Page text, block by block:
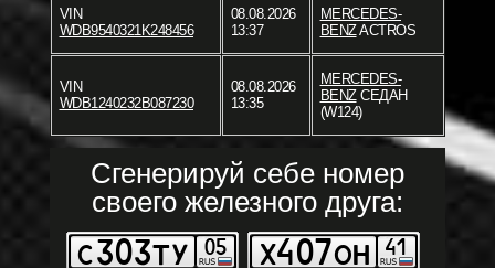
VIN
WDB9540321K248456
08.08.2026
13:37
MERCEDES-
BENZACTROS
VIN
WDB1240232B087230
08.08.2026
13:35
MERCEDES-
BENZСЕДАН
(W124)
Сгенерируй себе номер
своего железного друга: